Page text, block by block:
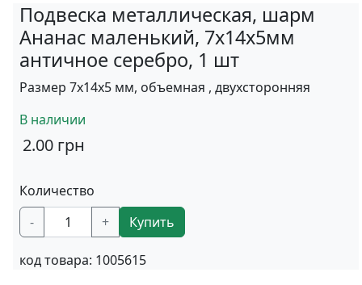
Подвеска металлическая, шарм
Ананас маленький, 7x14x5мм
античное серебро, 1 шт
Размер 7x14x5 мм, объемная , двухсторонняя
В наличии
2.00 грн
Количество
-
+ Купить
код товара: 1005615